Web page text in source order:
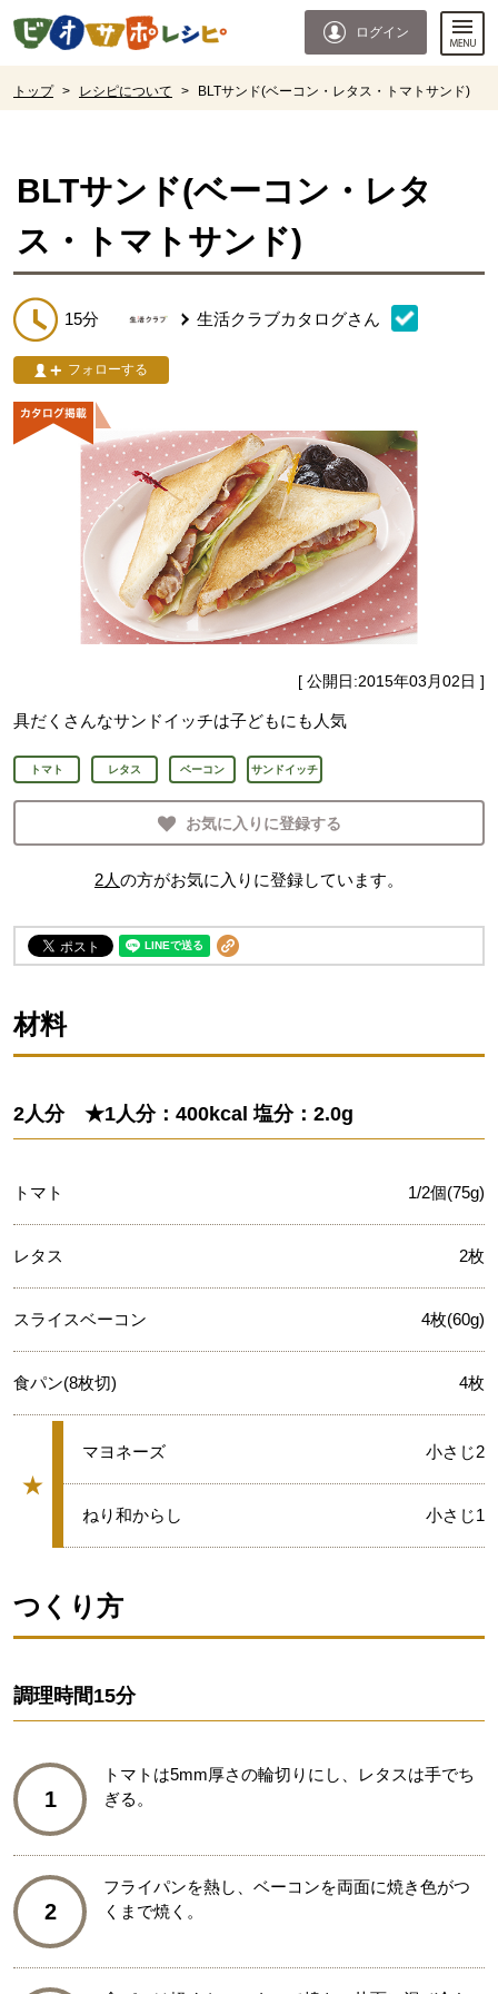
ページの先頭です。
ログイン
トップ > レシピについて > BLTサンド(ベーコン・レタス・トマトサンド)
BLTサンド(ベーコン・レタ
ス・トマトサンド)
15分 生活クラブカタログさん
フォローする
[ 公開日:2015年03月02日 ]
具だくさんなサンドイッチは子どもにも人気
トマト レタス ベーコン サンドイッチ
お気に入りに登録する
2人の方がお気に入りに登録しています。
材料
2人分 ★1人分：400kcal 塩分：2.0g
トマト 1/2個(75g)
レタス 2枚
スライスベーコン 4枚(60g)
食パン(8枚切) 4枚
★
グループ
★
マヨネーズ 小さじ2
★
ねり和からし 小さじ1
つくり方
調理時間15分
1
トマトは5mm厚さの輪切りにし、レタスは手でち
ぎる。
2
フライパンを熱し、ベーコンを両面に焼き色がつ
くまで焼く。